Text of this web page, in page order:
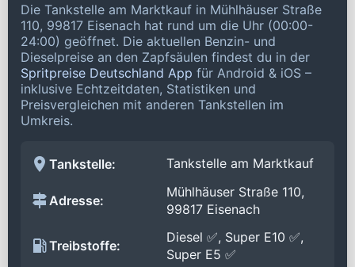
Die Tankstelle am Marktkauf in Mühlhäuser Straße
110, 99817 Eisenach hat rund um die Uhr (00:00-
24:00) geöffnet. Die aktuellen Benzin- und
Dieselpreise an den Zapfsäulen findest du in der
Spritpreise Deutschland App für Android & iOS –
inklusive Echtzeitdaten, Statistiken und
Preisvergleichen mit anderen Tankstellen im
Umkreis.
Tankstelle: Tankstelle am Marktkauf
Adresse:
Mühlhäuser Straße 110,
99817 Eisenach
Treibstoffe:
Diesel ✅, Super E10 ✅,
Super E5 ✅